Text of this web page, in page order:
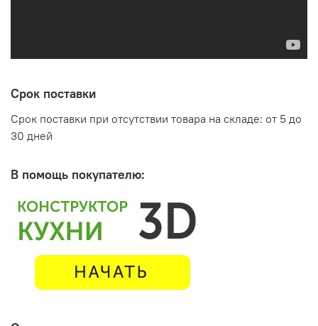
Срок поставки
Срок поставки при отсутствии товара на складе: от 5 до
30 дней
В помощь покупателю: